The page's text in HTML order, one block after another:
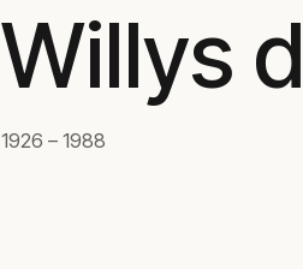
Willys
1926 – 1988